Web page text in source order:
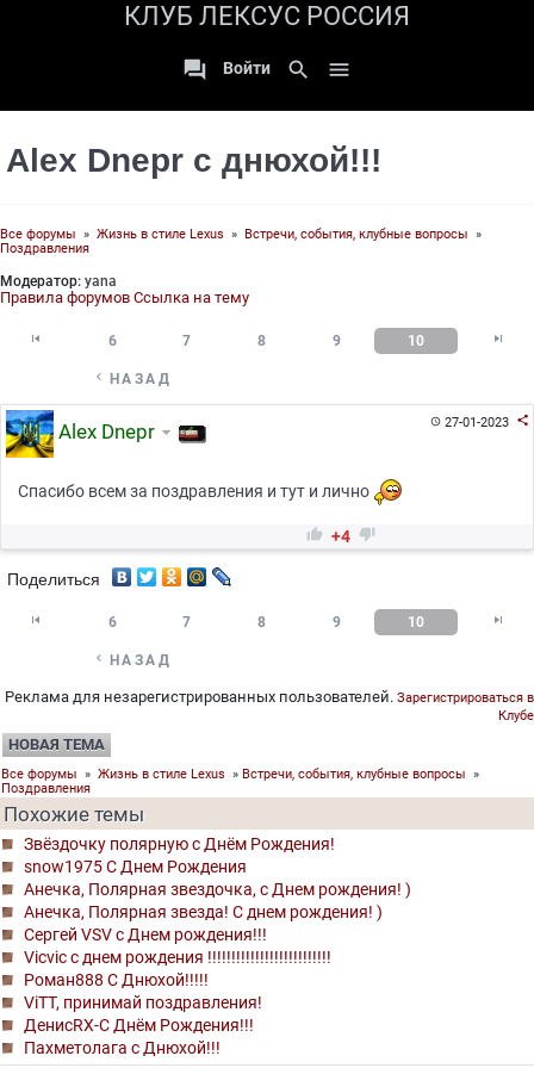
КЛУБ ЛЕКСУС РОССИЯ
 Войти search 
Alex Dnepr с днюхой!!!
Все форумы » Жизнь в стиле Lexus » Встречи, события, клубные вопросы »
Поздравления
Модератор: yana
Правила форумов Ссылка на тему
 6 7 8 9 10 
 НАЗАД
27-01-2023 
Alex Dnepr
Спасибо всем за поздравления и тут и лично
 +4 
Поделиться
 6 7 8 9 10 
 НАЗАД
Реклама для незарегистрированных пользователей. Зарегистрироваться в
Клубе
НОВАЯ ТЕМА
Все форумы » Жизнь в стиле Lexus » Встречи, события, клубные вопросы »
Поздравления
Похожие темы
Звёздочку полярную с Днём Рождения!
snow1975 С Днем Рождения
Анечка, Полярная звездочка, с Днем рождения! )
Анечка, Полярная звезда! С днем рождения! )
Сергей VSV с Днем рождения!!!
Vicvic с днем рождения !!!!!!!!!!!!!!!!!!!!!!!!!!
Роман888 С Днюхой!!!!!
ViTT, принимай поздравления!
ДенисRX-C Днём Рождения!!!
Пахметолага с Днюхой!!!